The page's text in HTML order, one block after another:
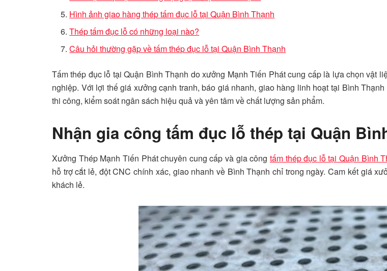
Hình ảnh giao hàng thép tấm đục lỗ tại Quận Bình Thạnh
Thép tấm đục lỗ có những loại nào?
Câu hỏi thường gặp về tấm thép đục lỗ tại Quận Bình Thạnh
Tấm thép đục lỗ tại Quận Bình Thạnh do xưởng Mạnh Tiến Phát cung cấp là lựa chọn vật
nghiệp. Với lợi thế giá xưởng cạnh tranh, báo giá nhanh, giao hàng linh hoạt tại Bình
thi công, kiểm soát ngân sách hiệu quả và yên tâm về chất lượng sản phẩm.
Nhận gia công tấm đục lỗ thép tại Quận
Xưởng Thép Mạnh Tiến Phát chuyên cung cấp và gia công tấm thép đục lỗ tại Quận Bình
hỗ trợ cắt lẻ, đột CNC chính xác, giao nhanh về Bình Thạnh chỉ trong ngày. Cam kết giá
khách lẻ.